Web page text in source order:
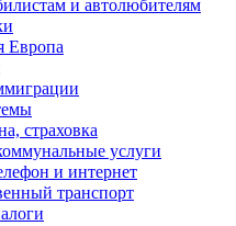
и автолюбителям
Европа
страховка
услуги
и интернет
транспорт